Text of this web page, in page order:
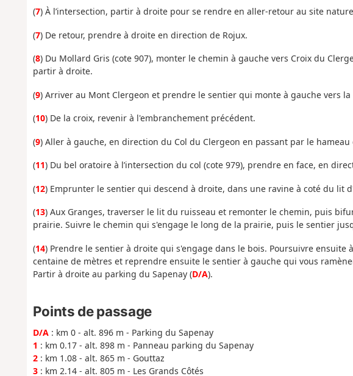
(7) À l’intersection, partir à droite pour se rendre en aller-retour au site
(7) De retour, prendre à droite en direction de Rojux.
(8) Du Mollard Gris (cote 907), monter le chemin à gauche vers Croix du
partir à droite.
(9) Arriver au Mont Clergeon et prendre le sentier qui monte à gauche vers
(10) De la croix, revenir à l'embranchement précédent.
(9) Aller à gauche, en direction du Col du Clergeon en passant par le
(11) Du bel oratoire à l’intersection du col (cote 979), prendre en face, en
(12) Emprunter le sentier qui descend à droite, dans une ravine à coté du lit
(13) Aux Granges, traverser le lit du ruisseau et remonter le chemin, puis
prairie. Suivre le chemin qui s'engage le long de la prairie, puis le sentier
(14) Prendre le sentier à droite qui s'engage dans le bois. Poursuivre
centaine de mètres et reprendre ensuite le sentier à gauche qui vous
Partir à droite au parking du Sapenay (D/A).
Points de passage
D/A: km 0 - alt. 896 m - Parking du Sapenay
1 : km 0.17 - alt. 898 m - Panneau parking du Sapenay
2: km 1.08 - alt. 865 m - Gouttaz
3: km 2.14 - alt. 805 m - Les Grands Côtés